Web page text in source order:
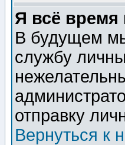
Я всё
В будущем
службу
отправку
Вернуться к